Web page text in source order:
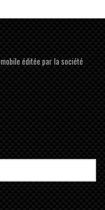
éditée par la société